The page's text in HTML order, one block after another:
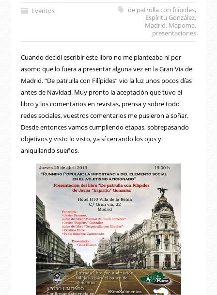
Eventos de patrulla con filípides,
Espíritu González,
Madrid, Mapoma,
presentaciones
Cuando decidí escribir este libro no me planteaba ni por
asomo que lo fuera a presentar alguna vez en la Gran Vía de
Madrid. “De patrulla con Filípides” vio la luz unos pocos días
antes de Navidad. Muy pronto la aceptación que tuvo el
libro y los comentarios en revistas, prensa y sobre todo
redes sociales, vuestros comentarios me pusieron a soñar.
Desde entonces vamos cumpliendo etapas, sobrepasando
objetivos y visto lo visto, ya sí cerrando los ojos y
aniquilando sueños.